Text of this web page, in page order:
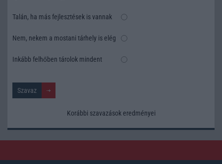
Talán, ha más fejlesztések is vannak
Nem, nekem a mostani tárhely is elég
Inkább felhőben tárolok mindent
Korábbi szavazások eredményei